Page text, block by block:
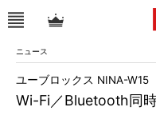
ニュース
Wi-Fi／Bluetooth同
ユーブロックス NINA-W15